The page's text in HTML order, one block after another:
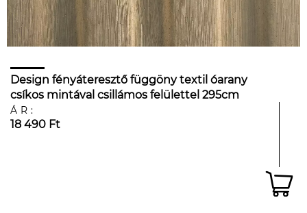
Design fényáteresztő függöny textil óarany
csíkos mintával csillámos felülettel 295cm
magas
ÁR:
18 490 Ft